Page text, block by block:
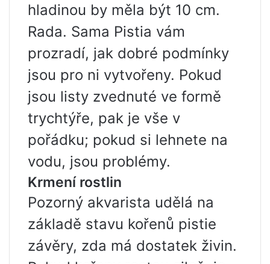
hladinou by měla být 10 cm.
Rada. Sama Pistia vám
prozradí, jak dobré podmínky
jsou pro ni vytvořeny. Pokud
jsou listy zvednuté ve formě
trychtýře, pak je vše v
pořádku; pokud si lehnete na
vodu, jsou problémy.
Krmení rostlin
Pozorný akvarista udělá na
základě stavu kořenů pistie
závěry, zda má dostatek živin.